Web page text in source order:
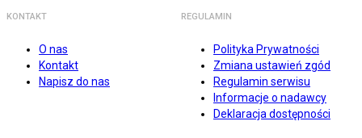
KONTAKT
O nas
Kontakt
Napisz do nas
REGULAMIN
Polityka Prywatności
Zmiana ustawień zgód
Regulamin serwisu
Informacje o nadawcy
Deklaracja dostępności